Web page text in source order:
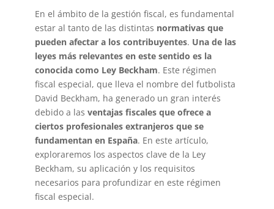
En el ámbito de la gestión fiscal, es fundamental
estar al tanto de las distintas normativas que
pueden afectar a los contribuyentes. Una de las
leyes más relevantes en este sentido es la
conocida como Ley Beckham. Este régimen
fiscal especial, que lleva el nombre del futbolista
David Beckham, ha generado un gran interés
debido a las ventajas fiscales que ofrece a
ciertos profesionales extranjeros que se
fundamentan en España. En este artículo,
exploraremos los aspectos clave de la Ley
Beckham, su aplicación y los requisitos
necesarios para profundizar en este régimen
fiscal especial.